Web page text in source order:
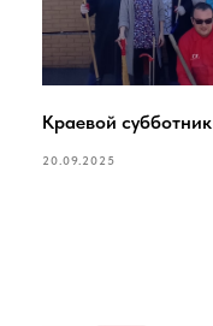
Краевой субботник
20.09.2025